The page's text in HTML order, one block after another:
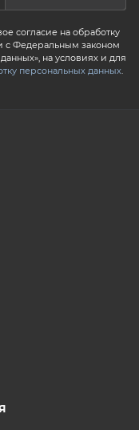
согласие на обработку
с Федеральным законом
на условиях и для
персональных данных.